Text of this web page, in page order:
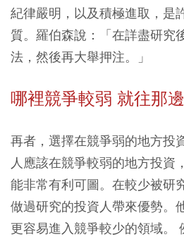
紀律嚴明，以及積極進取，是
質。羅伯森說：「在詳盡研究
法，然後再大舉押注。」
哪裡競爭較弱 就往那
再者，選擇在競爭弱的地方投
人應該在競爭較弱的地方投資
能非常有利可圖。在較少被研
做過研究的投資人帶來優勢。
更容易進入競爭較少的領域。